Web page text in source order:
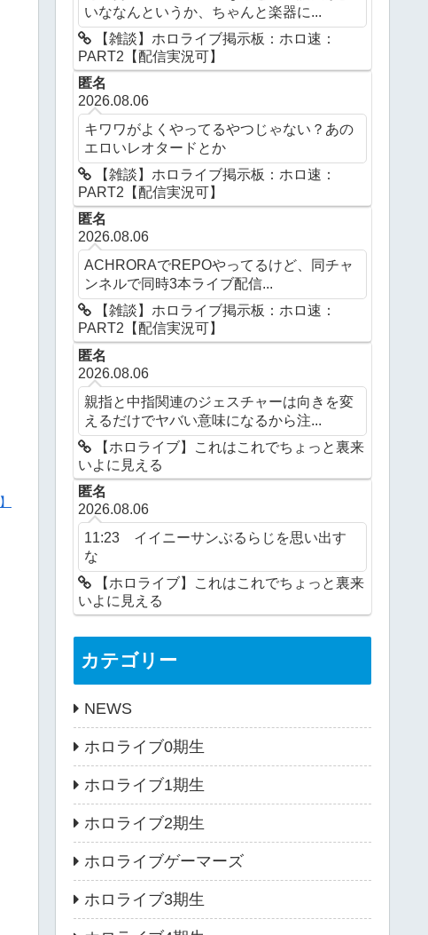
いななんというか、ちゃんと楽器に...
【雑談】ホロライブ掲示板：ホロ速：
PART2【配信実況可】
匿名
2026.08.06
キワワがよくやってるやつじゃない？あの
エロいレオタードとか
【雑談】ホロライブ掲示板：ホロ速：
PART2【配信実況可】
匿名
2026.08.06
ACHRORAでREPOやってるけど、同チャ
ンネルで同時3本ライブ配信...
【雑談】ホロライブ掲示板：ホロ速：
PART2【配信実況可】
匿名
2026.08.06
親指と中指関連のジェスチャーは向きを変
えるだけでヤバい意味になるから注...
【ホロライブ】これはこれでちょっと裏来
いよに見える
匿名
2026.08.06
11:23 イイニーサンぶるらじを思い出す
な
【ホロライブ】これはこれでちょっと裏来
いよに見える
カテゴリー
NEWS
ホロライブ0期生
ホロライブ1期生
ホロライブ2期生
ホロライブゲーマーズ
ホロライブ3期生